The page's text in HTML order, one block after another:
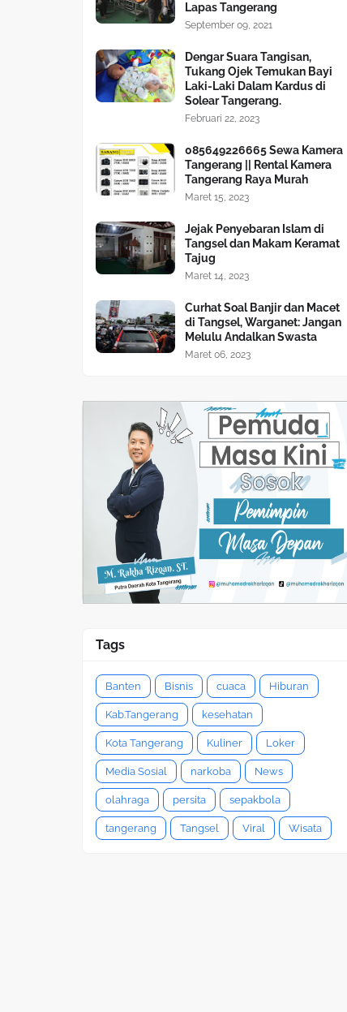
Lapas Tangerang
September 09, 2021
Dengar Suara Tangisan,
Tukang Ojek Temukan Bayi
Laki-Laki Dalam Kardus di
Solear Tangerang.
Februari 22, 2023
085649226665 Sewa Kamera
Tangerang || Rental Kamera
Tangerang Raya Murah
Maret 15, 2023
Jejak Penyebaran Islam di
Tangsel dan Makam Keramat
Tajug
Maret 14, 2023
Curhat Soal Banjir dan Macet
di Tangsel, Warganet: Jangan
Melulu Andalkan Swasta
Maret 06, 2023
Tags
Banten Bisnis cuaca Hiburan
Kab.Tangerang kesehatan
Kota Tangerang Kuliner Loker
Media Sosial narkoba News
olahraga persita sepakbola
tangerang Tangsel Viral Wisata